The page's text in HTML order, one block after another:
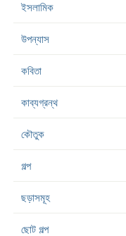
ইসলামিক
উপন্যাস
কবিতা
কাব্যগ্রন্থ
কৌতুক
গল্প
ছড়াসমূহ
ছোট গল্প